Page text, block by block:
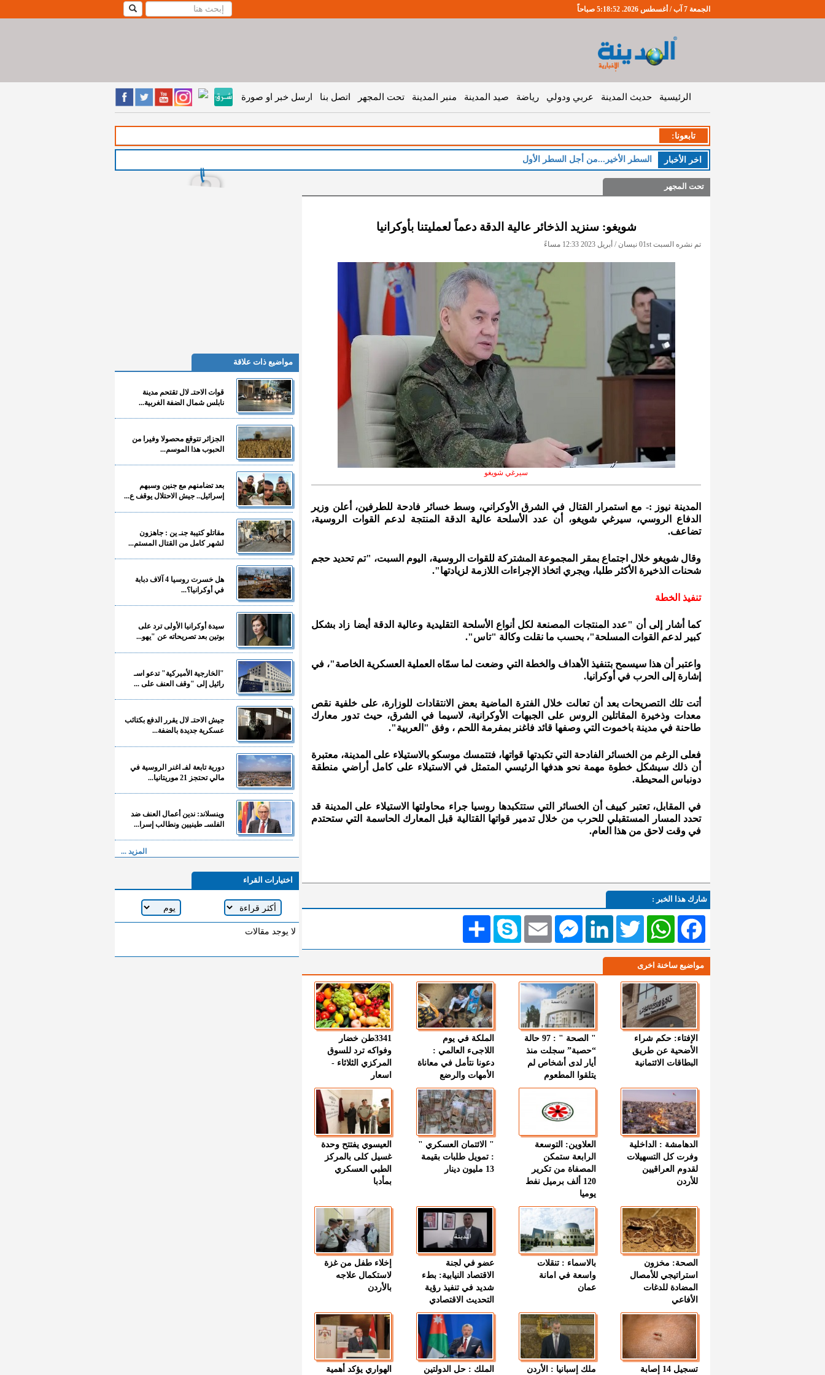
الجمعة 7 آب / أغسطس 2026. 5:18:52 صباحاً
الرئيسية حديث المدينة عربي ودولي رياضة صيد المدينة منبر المدينة تحت المجهر اتصل بنا ارسل خبر او صورة
تابعونا:
اخر اﻷخبار السطر الأخير...من أجل السطر الأول
تحت المجهر
شويغو: سنزيد الذخائر عالية الدقة دعماً لعمليتنا بأوكرانيا
تم نشره السبت 01st نيسان / أبريل 2023 12:33 مساءً
سيرغي شويغو
المدينة نيوز :- مع استمرار القتال في الشرق الأوكراني، وسط خسائر فادحة للطرفين، أعلن وزير
الدفاع الروسي، سيرغي شويغو، أن عدد الأسلحة عالية الدقة المنتجة لدعم القوات الروسية،
تضاعف.
وقال شويغو خلال اجتماع بمقر المجموعة المشتركة للقوات الروسية، اليوم السبت، "تم تحديد حجم
شحنات الذخيرة الأكثر طلبا، ويجري اتخاذ الإجراءات اللازمة لزيادتها".
تنفيذ الخطة
كما أشار إلى أن "عدد المنتجات المصنعة لكل أنواع الأسلحة التقليدية وعالية الدقة أيضا زاد بشكل
كبير لدعم القوات المسلحة"، بحسب ما نقلت وكالة "تاس".
واعتبر أن هذا سيسمح بتنفيذ الأهداف والخطة التي وضعت لما سمّاه العملية العسكرية الخاصة"، في
إشارة إلى الحرب في أوكرانيا.
أتت تلك التصريحات بعد أن تعالت خلال الفترة الماضية بعض الانتقادات للوزارة، على خلفية نقص
معدات وذخيرة المقاتلين الروس على الجبهات الأوكرانية، لاسيما في الشرق، حيث تدور معارك
طاحنة في مدينة باخموت التي وصفها قائد فاغنر بمفرمة اللحم ، وفق "العربية".
فعلى الرغم من الخسائر الفادحة التي تكبدتها قواتها، فتتمسك موسكو بالاستيلاء على المدينة، معتبرة
أن ذلك سيشكل خطوة مهمة نحو هدفها الرئيسي المتمثل في الاستيلاء على كامل أراضي منطقة
دونباس المحيطة.
في المقابل، تعتبر كييف أن الخسائر التي ستتكبدها روسيا جراء محاولتها الاستيلاء على المدينة قد
تحدد المسار المستقبلي للحرب من خلال تدمير قواتها القتالية قبل المعارك الحاسمة التي ستحتدم
في وقت لاحق من هذا العام.
شارك هذا الخبر :
انشر Skype EmailMessengerLinkedIn TwitterWhatsAppFacebook
مواضيع ساخنة اخرى
الإفتاء: حكم شراء
الأضحية عن طريق
البطاقات الائتمانية
" الصحة " : 97 حالة
“حصبة” سجلت منذ
أيار لدى أشخاص لم
يتلقوا المطعوم
الملكة في يوم
اللاجىء العالمي :
دعونا نتأمل في معاناة
الأمهات والرضع
3341طن خضار
وفواكه ترد للسوق
المركزي الثلاثاء -
اسعار
الدهامشة : الداخلية
وفرت كل التسهيلات
لقدوم العراقيين
للأردن
العلاوين: التوسعة
الرابعة ستمكن
المصفاة من تكرير
120 ألف برميل نفط
يوميا
" الائتمان العسكري "
: تمويل طلبات بقيمة
13 مليون دينار
العيسوي يفتتح وحدة
غسيل كلى بالمركز
الطبي العسكري
بمأدبا
الصحة: مخزون
استراتيجي للأمصال
المضادة للدغات
الأفاعي
بالاسماء : تنقلات
واسعة في امانة
عمان
عضو في لجنة
الاقتصاد النيابية: بطء
شديد في تنفيذ رؤية
التحديث الاقتصادي
إخلاء طفل من غزة
لاستكمال علاجه
بالأردن
تسجيل 14 إصابة ملك إسبانيا : الأردن الملك : حل الدولتين الهواري يؤكد أهمية
مواضيع ذات علاقة
قوات الاحتـ لال تقتحم مدينة
نابلس شمال الضفة الغربية...
الجزائر تتوقع محصولا وفيرا من
الحبوب هذا الموسم...
بعد تضامنهم مع جنين وسبهم
إسرائيل.. جيش الاحتلال يوقف ع...
مقاتلو كتيبة جنـ ين : جاهزون
لشهر كامل من القتال المستم...
هل خسرت روسيا 4 آلاف دبابة
في أوكرانيا؟...
سيدة أوكرانيا الأولى ترد على
بوتين بعد تصريحاته عن "يهو...
"الخارجية الأميركية" تدعو اسـ
رائيل إلى "وقف العنف على ...
جيش الاحتـ لال يقرر الدفع بكتائب
عسكرية جديدة بالضفة...
دورية تابعة لفـ اغنر الروسية في
مالي تحتجز 21 موريتانيا...
وينسلاند: ندين أعمال العنف ضد
الفلسـ طينيين ونطالب إسرا...
المزيد ...
اختيارات القراء
لا يوجد مقالات